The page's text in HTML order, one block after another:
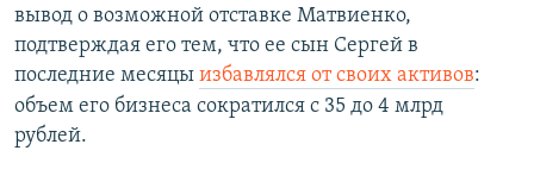
вывод о возможной отставке Матвиенко,
подтверждая его тем, что ее сын Сергей в
последние месяцы избавлялся от своих активов:
объем его бизнеса сократился с 35 до 4 млрд
рублей.